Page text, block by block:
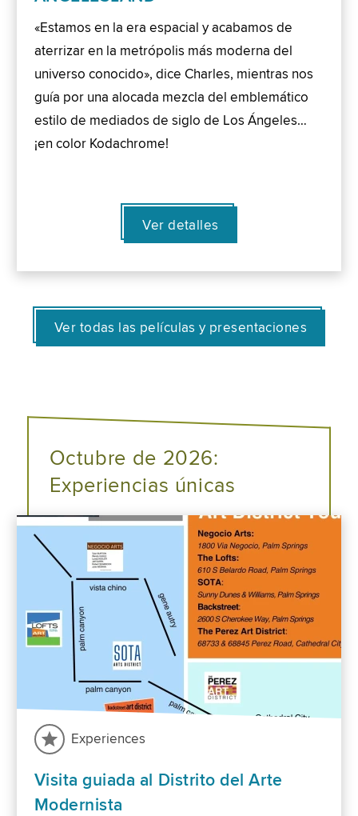
«Estamos en la era espacial y acabamos de
aterrizar en la metrópolis más moderna del
universo conocido», dice Charles, mientras nos
guía por una alocada mezcla del emblemático
estilo de mediados de siglo de Los Ángeles…
¡en color Kodachrome!
Ver detalles
Ver todas las películas y presentaciones
Octubre de 2026:
Experiencias únicas
Experiences
Visita guiada al Distrito del Arte
Modernista